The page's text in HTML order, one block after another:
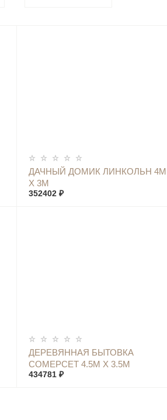
ДАЧНЫЙ ДОМИК ЛИНКОЛЬН 4М
Х 3М
352402 ₽
КУПИТЬ
ДЕРЕВЯННАЯ БЫТОВКА
СОМЕРСЕТ 4.5М Х 3.5М
434781 ₽
КУПИТЬ